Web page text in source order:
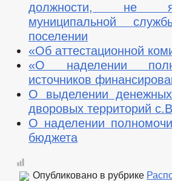
должности, не
муниципальной
поселении
«Об аттестационной
«О наделении
источников
О выделении денежных
дворовых территорий
О наделении
бюджета
Опубликовано в рубрике